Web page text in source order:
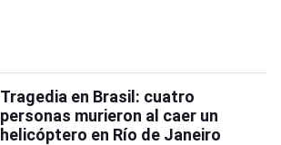
Tragedia en Brasil: cuatro
personas murieron al caer un
helicóptero en Río de Janeiro